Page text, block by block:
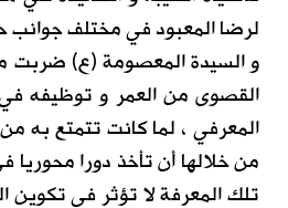
لرضا المعبود في مختلف جوانب
و السيدة المعصومة (ع) ضربت
القصوى من العمر و توظيفه في
المعرفي ، لما كانت تتمتع به
من خلالها أن تأخذ دورا
تلك المعرفة لا تؤثر في تكوين